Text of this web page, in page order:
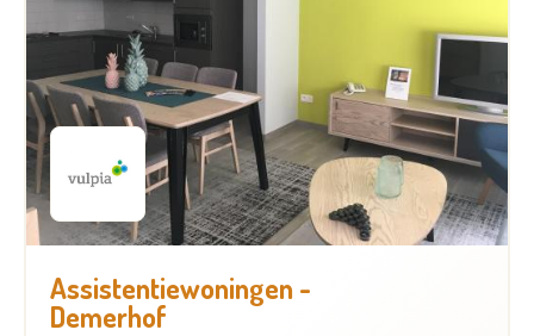
Assistentiewoningen -
Demerhof